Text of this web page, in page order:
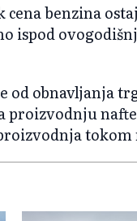
benzina
ispod
od obnavljanja
proizvodnju
tokom